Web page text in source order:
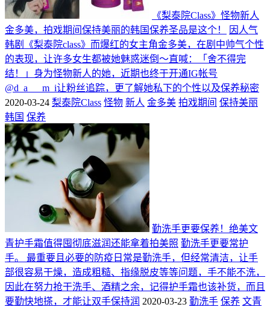
《梨泰院Class》怪物新人
金多美，拍戏期间保持美丽的韩国保养圣品是这个！
因人气
韩剧《梨泰院class》而爆红的女主角金多美，在剧中帅气个性
的表现，让许多女生都被她魅惑迷倒～直喊：「舍不得完
结！」身为怪物新人的她，近期也终于开通IG帐号
@d_a___m_i让粉丝追踪，更了解她私下的个性以及保养秘密
2020-03-24 梨泰院Class 怪物 新人 金多美 拍戏期间 保持美丽
韩国 保养
勤洗手更要保养！绝美文
青护手霜值得囤彻底滋润还能拿着拍美照 勤洗手更要常护
手。 最重要且必要的防疫日常是勤洗手，但经常清洁，让手
部很容易干燥，造成粗糙、指缘脱皮等等问题，手不能不洗，
因此在努力抢干洗手、酒精之余，记得护手霜也该补货，而且
要勤快地搽，才能让双手保持润 2020-03-23 勤洗手 保养 文青